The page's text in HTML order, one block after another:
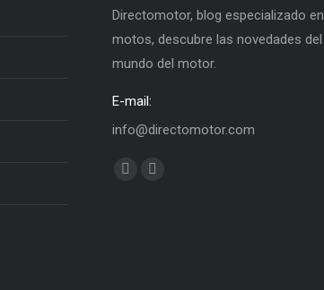
Directomotor, blog especializado en
motos, descubre las novedades del
mundo del motor.
E-mail:
info@directomotor.com
Find us on: